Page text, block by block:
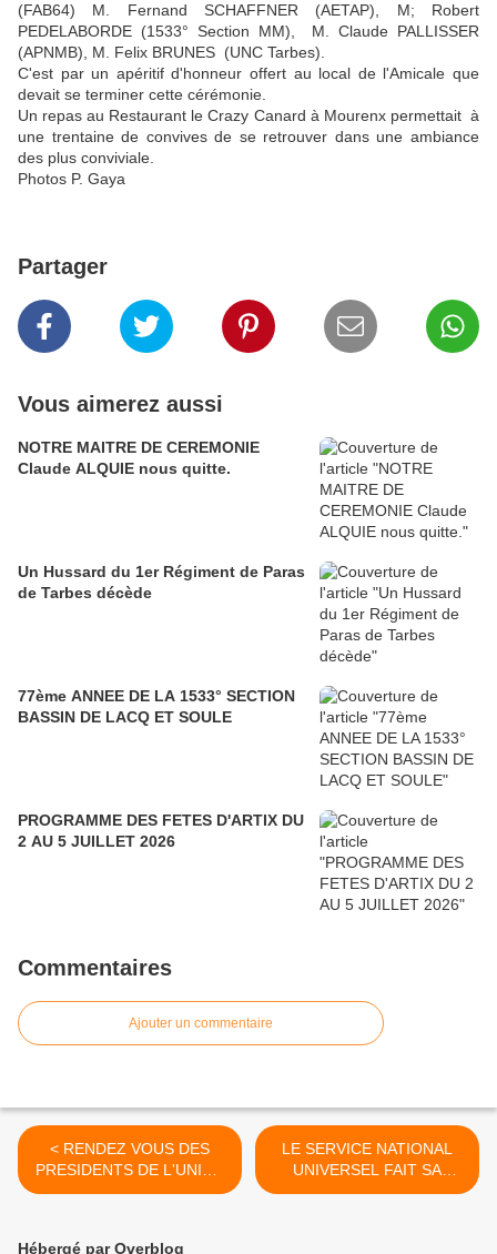
(FAB64) M. Fernand SCHAFFNER (AETAP), M; Robert
PEDELABORDE (1533° Section MM), M. Claude PALLISSER
(APNMB), M. Felix BRUNES (UNC Tarbes).
C'est par un apéritif d'honneur offert au local de l'Amicale que
devait se terminer cette cérémonie.
Un repas au Restaurant le Crazy Canard à Mourenx permettait à
une trentaine de convives de se retrouver dans une ambiance
des plus conviviale.
Photos P. Gaya
Partager
Vous aimerez aussi
NOTRE MAITRE DE CEREMONIE
Claude ALQUIE nous quitte.
Un Hussard du 1er Régiment de Paras
de Tarbes décède
77ème ANNEE DE LA 1533° SECTION
BASSIN DE LACQ ET SOULE
PROGRAMME DES FETES D'ARTIX DU
2 AU 5 JUILLET 2026
Commentaires
Ajouter un commentaire
< RENDEZ VOUS DES
PRESIDENTS DE L'UNION
DEPARTEMENTALE DE LA
LE SERVICE NATIONAL
UNIVERSEL FAIT SA
PROMO A SAINT-CRICQ
Hébergé par Overblog